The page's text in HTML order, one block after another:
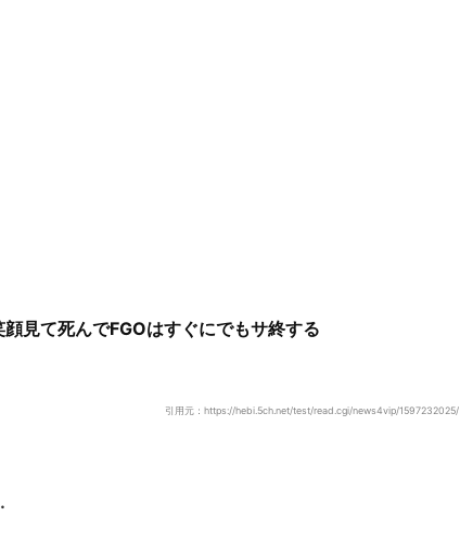
見て死んでFGOはすぐにでもサ終する
引用元：https://hebi.5ch.net/test/read.cgi/news4vip/1597232025/